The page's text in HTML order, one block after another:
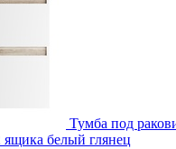
Тумба под
ящика белый глянец